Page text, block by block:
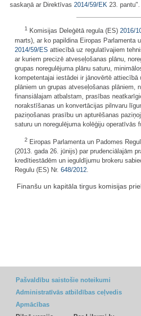
saskaņā ar Direktīvas 2014/59/EK 23. pantu".
1 Komisijas Deleģētā regula (ES) 2016/
marts), ar ko papildina Eiropas Parlamenta
2014/59/ES attiecībā uz regulatīvajiem
ar kuriem precizē atveseļošanas plānu,
grupas noregulējuma plānu saturu,
kompetentajai iestādei ir jānovērtē attiecībā
plāniem un grupas atveseļošanas plāniem,
finansiālajam atbalstam, prasības
norakstīšanas un konvertācijas pilnvaru
paziņošanas prasību un apturēšanas
saturu un noregulējuma kolēģiju operatīvās
2 Eiropas Parlamenta un Padomes
(2013. gada 26. jūnijs) par prudenciālajām
kredītiestādēm un ieguldījumu brokeru
Regulu (ES) Nr. 648/2012.
Finanšu un kapitāla tirgus komisijas
Pašvaldību saistošie noteikumi
Administratīvās atbildības ceļvedis
Apmācības